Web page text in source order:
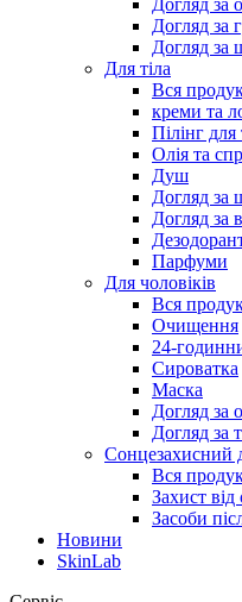
Догляд за
Догляд за
Догляд за
Для тіла
Вся
креми та
Пілінг для
Олія та
Душ
Догляд за
Догляд за
Парфуми
Для чоловіків
Вся
Очищення
24-
Сироватка
Маска
Догляд за
Догляд за
Сонцезахисний
Вся
Захист від
Засоби
Новини
SkinLab